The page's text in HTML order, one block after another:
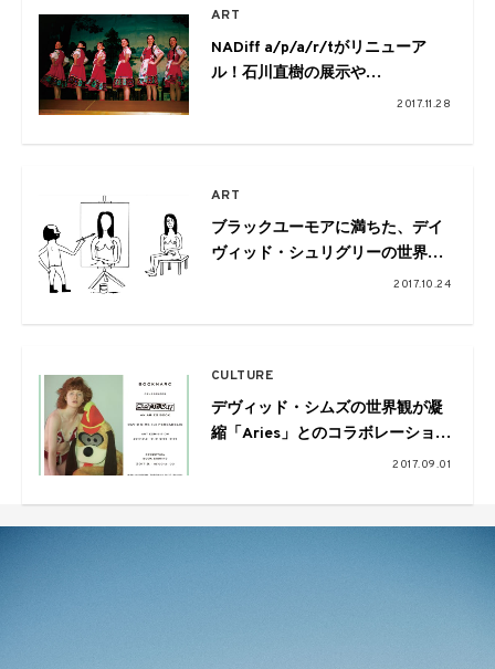
ART
NADiff a/p/a/r/tがリニューア
ル！石川直樹の展示や
HELLOAYACHANのフェア、本に
2017.11.28
ART
ブラックユーモアに満ちた、デイ
ヴィッド・シュリグリーの世界。
日本初の大規模個展が開催中2017.10.24
CULTURE
デヴィッド・シムズの世界観が凝
縮「Aries」とのコラボレーション
2017.09.01